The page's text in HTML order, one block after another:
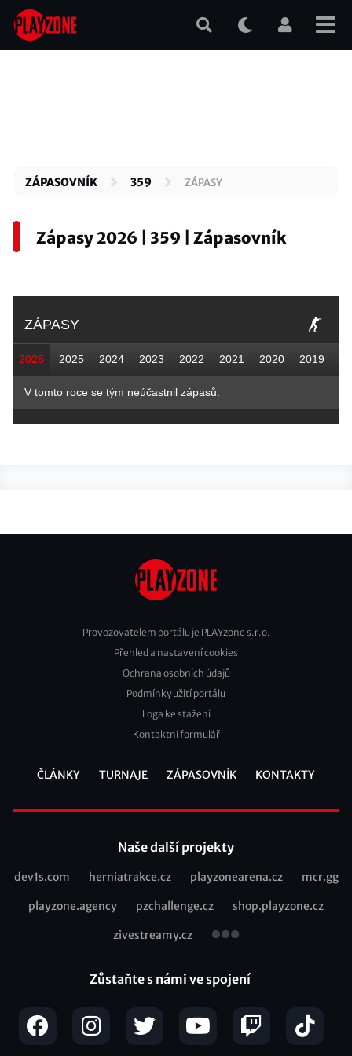
Přejít
hlavnímu
ZÁPASOVNÍK 359 ZÁPASY
Zápasy 2026 | 359 | Zápasovník
ZÁPASY
2026 2025 2024 2023 2022 2021 2020 2019
V tomto roce se tým neúčastnil zápasů.
Footer
Provozovatelem portálu je PLAYzone s.r.o.
Přehled a nastavení cookies
Ochrana osobních údajů
Podmínky užití portálu
Loga ke stažení
Kontaktní formulář
ČLÁNKY TURNAJE ZÁPASOVNÍK KONTAKTY
Naše další projekty
Recommended
dev1s.com herniatrakce.cz playzonearena.cz mcr.gg
playzone.agency pzchallenge.cz shop.playzone.cz
zivestreamy.cz
Zůstaňte s námi ve spojení